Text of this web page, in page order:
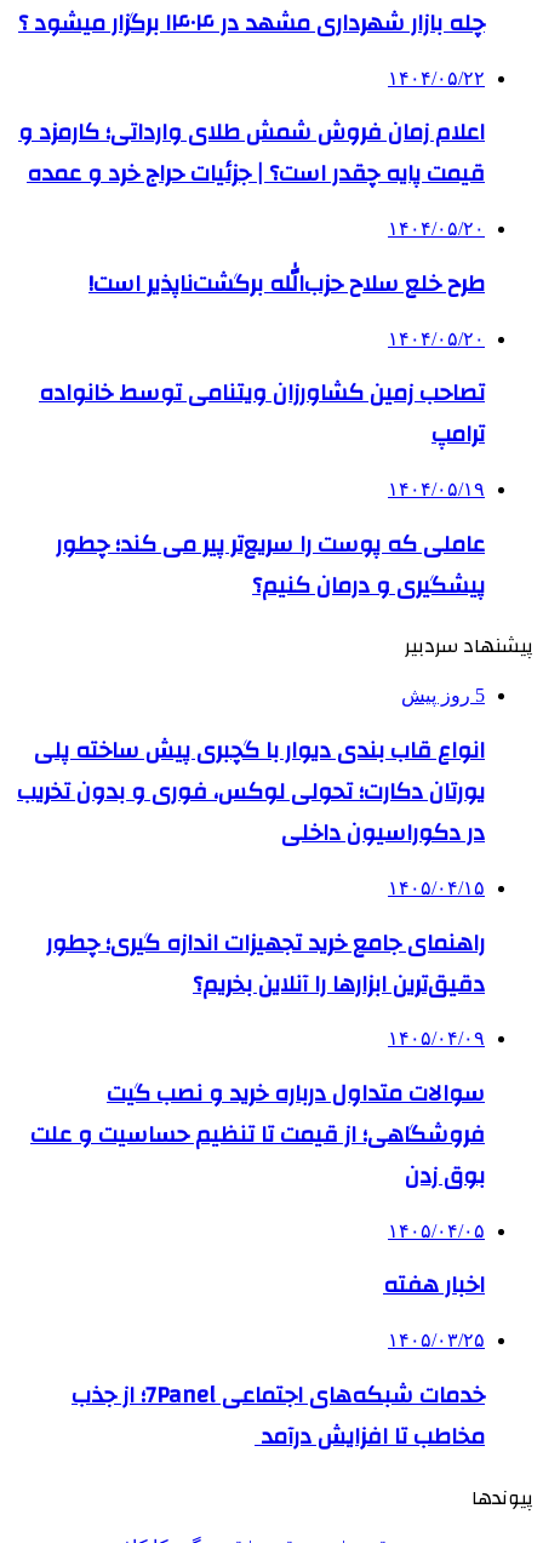
چله بازار شهرداری مشهد در ۱۴۰۴ برگزار میشود ؟
۱۴۰۴/۰۵/۲۲
اعلام زمان فروش شمش طلای وارداتی؛ کارمزد و
قیمت پایه چقدر است؟ | جزئیات حراج خرد و عمده
۱۴۰۴/۰۵/۲۰
طرح خلع سلاح حزب‌الله برگشت‌ناپذیر است!
۱۴۰۴/۰۵/۲۰
تصاحب زمین کشاورزان ویتنامی توسط خانواده
ترامپ
۱۴۰۴/۰۵/۱۹
عاملی که پوست را سریع‌تر پیر می کند؛ چطور
پیشگیری و درمان کنیم؟
پیشنهاد سردبیر
5 روز پیش
انواع قاب بندی دیوار با گچبری پیش ساخته پلی
یورتان دکارت؛ تحولی لوکس، فوری و بدون تخریب
در دکوراسیون داخلی
۱۴۰۵/۰۴/۱۵
راهنمای جامع خرید تجهیزات اندازه گیری؛ چطور
دقیق‌ترین ابزارها را آنلاین بخریم؟
۱۴۰۵/۰۴/۰۹
سوالات متداول درباره خرید و نصب گیت
فروشگاهی؛ از قیمت تا تنظیم حساسیت و علت
بوق زدن
۱۴۰۵/۰۴/۰۵
اخبار هفته
۱۴۰۵/۰۳/۲۵
خدمات شبکه‌های اجتماعی 7Panel؛ از جذب
مخاطب تا افزایش درآمد
پیوندها